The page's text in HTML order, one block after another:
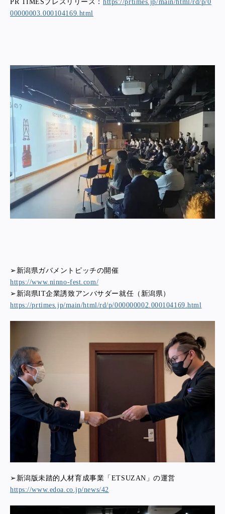
PR TIMESプレスリリース： https://prtimes.jp/main/html/rd/p/0
00000003.000104169.html
➢新潟県ガバメントピッチの開催
https://www.ninno-fest.com/
➢新潟県IT企業誘致アンバサダー就任（新潟県）
https://prtimes.jp/main/html/rd/p/000000002.000104169.html
➢新潟版未踏的人材育成事業「ETSUZAN」の運営
https://www.edoa.co.jp/news/42